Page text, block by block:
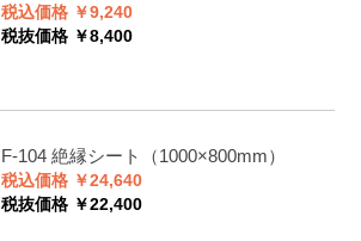
税込価格 ￥9,240
税抜価格 ￥8,400
F-104 絶縁シート（1000×800mm）
税込価格 ￥24,640
税抜価格 ￥22,400